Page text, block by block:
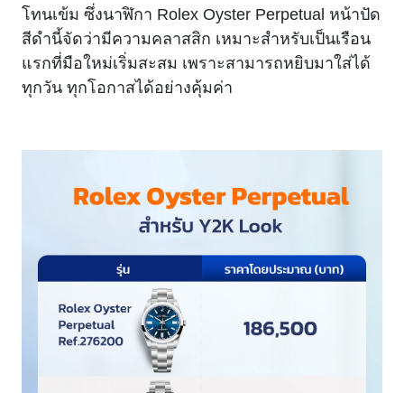
โทนเข้ม ซึ่งนาฬิกา Rolex Oyster Perpetual หน้าปัด
สีดำนี้จัดว่ามีความคลาสสิก เหมาะสำหรับเป็นเรือน
แรกที่มือใหม่เริ่มสะสม เพราะสามารถหยิบมาใส่ได้
ทุกวัน ทุกโอกาสได้อย่างคุ้มค่า